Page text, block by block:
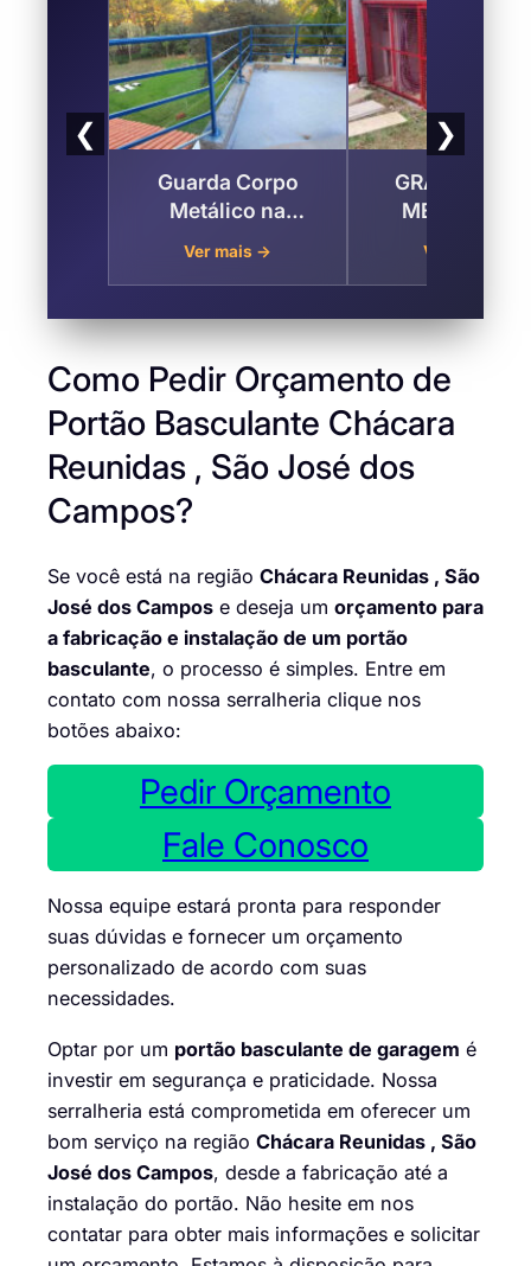
❮
Guarda Corpo
Metálico na
Chácara Reunidas –
São José dos
Ver mais →
GRADES
MEDIDOR
José dos
Ver mais →
❯
Como Pedir Orçamento de
Portão Basculante Chácara
Reunidas , São José dos
Campos?
Se você está na região Chácara Reunidas , São
José dos Campos e deseja um orçamento para
a fabricação e instalação de um portão
basculante, o processo é simples. Entre em
contato com nossa serralheria clique nos
botões abaixo:
Pedir Orçamento
Fale Conosco
Nossa equipe estará pronta para responder
suas dúvidas e fornecer um orçamento
personalizado de acordo com suas
necessidades.
Optar por um portão basculante de garagem é
investir em segurança e praticidade. Nossa
serralheria está comprometida em oferecer um
bom serviço na região Chácara Reunidas , São
José dos Campos, desde a fabricação até a
instalação do portão. Não hesite em nos
contatar para obter mais informações e solicitar